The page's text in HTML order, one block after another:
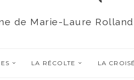
de Marie-Laure
LA RÉCOLTE LA